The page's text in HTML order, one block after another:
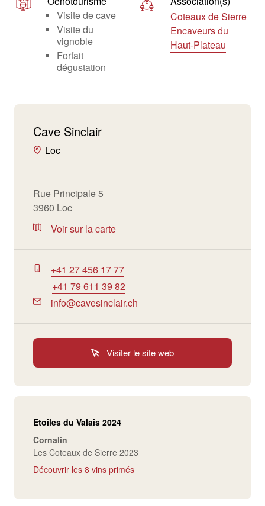
Visite de cave
Visite du
vignoble
Forfait
dégustation
Coteaux de Sierre
Encaveurs du
Haut-Plateau
Cave Sinclair
Loc
Rue Principale 5
3960 Loc
Voir sur la carte
+41 27 456 17 77
+41 79 611 39 82
info@cavesinclair.ch
Visiter le site web
Etoiles du Valais 2024
Cornalin
Les Coteaux de Sierre 2023
Découvrir les 8 vins primés